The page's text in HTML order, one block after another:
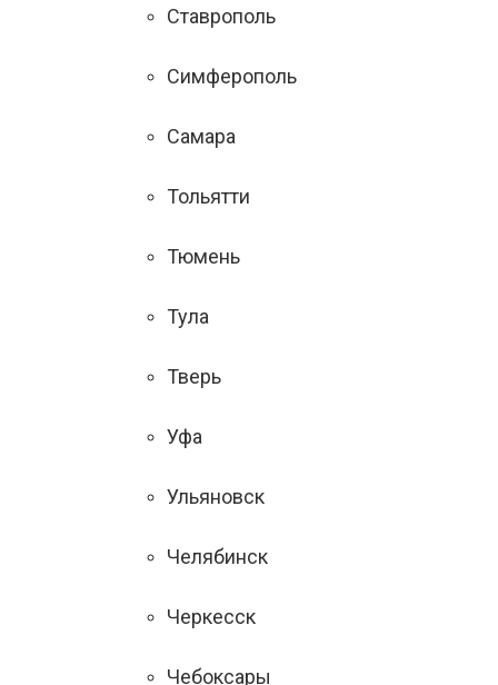
Ставрополь
Симферополь
Самара
Тольятти
Тюмень
Тула
Тверь
Уфа
Ульяновск
Челябинск
Черкесск
Чебоксары